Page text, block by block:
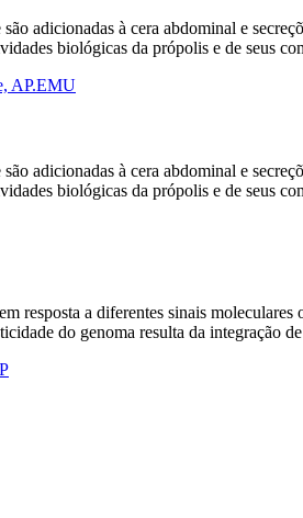
adicionadas à cera abdominal e
biológicas da própolis e de seus
AP.EMU
adicionadas à cera abdominal e
biológicas da própolis e de seus
resposta a diferentes sinais
do genoma resulta da integração